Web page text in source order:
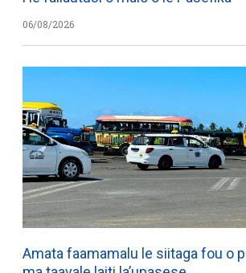
06/08/2026
Amata faamamalu le siitaga fou o